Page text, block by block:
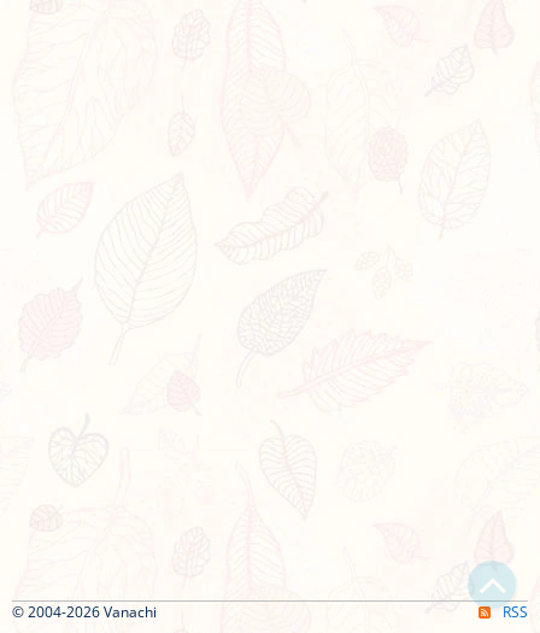
© 2004-2026 Vanachi RSS